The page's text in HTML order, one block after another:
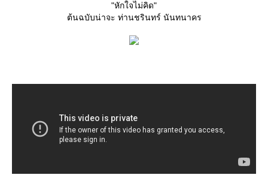
"หักใจไม่คิด"
ต้นฉบับน่าจะ ท่านชรินทร์ นันทนาคร